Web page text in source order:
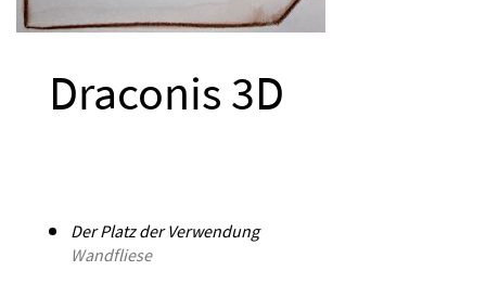
Draconis 3D
Der Platz der Verwendung
Wandfliese